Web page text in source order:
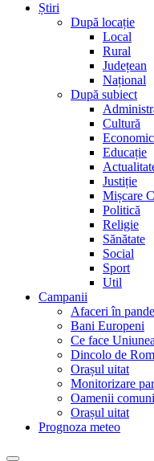
Știri
După locație
Local
Rural
Județean
Național
După subiect
Cultură
Economic
Educație
Justiție
Mișcare
Politică
Religie
Sănătate
Social
Sport
Util
Campanii
Afaceri în
Bani Europeni
Ce face
Dincolo de
Orașul uitat
Monitorizare
Oamenii
Orașul uitat
Prognoza meteo